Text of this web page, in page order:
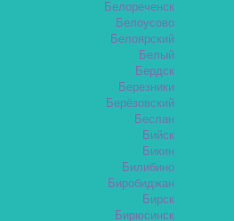
Белореченск
Белоусово
Белоярский
Белый
Бердск
Березники
Берёзовский
Беслан
Бийск
Бикин
Билибино
Биробиджан
Бирск
Бирюсинск